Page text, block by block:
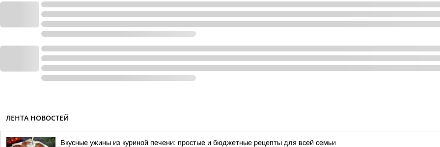
ЛЕНТА НОВОСТЕЙ
Вкусные ужины из куриной печени: простые и бюджетные рецепты для всей семьи